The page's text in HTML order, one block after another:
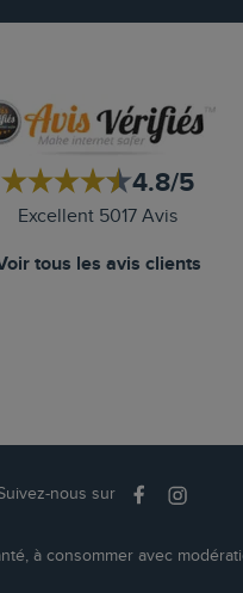
4.8/5
Excellent 5017 Avis
tous les avis clients
nous sur
à consommer avec